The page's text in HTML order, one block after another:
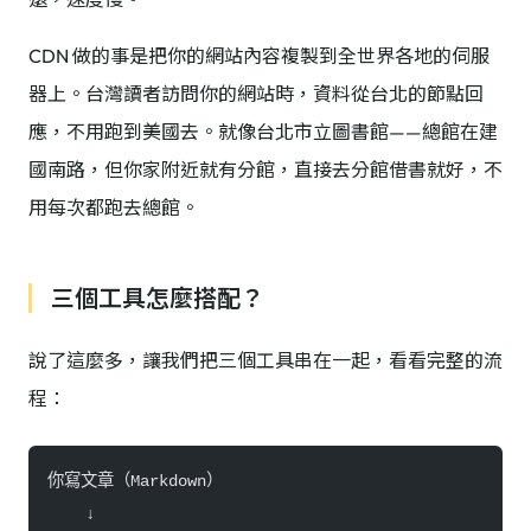
CDN 做的事是把你的網站內容複製到全世界各地的伺服
器上。台灣讀者訪問你的網站時，資料從台北的節點回
應，不用跑到美國去。就像台北市立圖書館——總館在建
國南路，但你家附近就有分館，直接去分館借書就好，不
用每次都跑去總館。
三個工具怎麼搭配？
說了這麼多，讓我們把三個工具串在一起，看看完整的流
程：
你寫文章（Markdown）
    ↓